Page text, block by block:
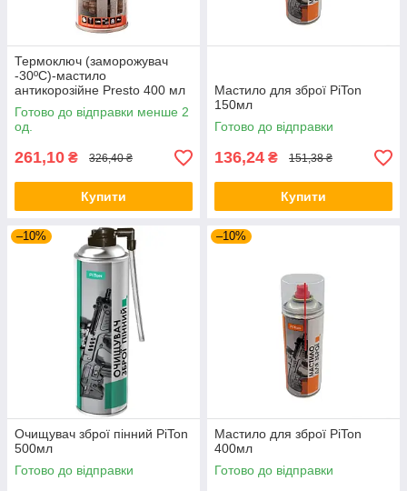
Термоключ (заморожувач
-30ºС)-мастило
антикорозійне Presto 400 мл
(217777)
Готово до відправки менше 2
од.
261,10 ₴ 326,40 ₴
Купити
Мастило для зброї PiTon
150мл
Готово до відправки
136,24 ₴ 151,38 ₴
Купити
–10%
Очищувач зброї пінний PiTon
500мл
Готово до відправки
–10%
Мастило для зброї PiTon
400мл
Готово до відправки